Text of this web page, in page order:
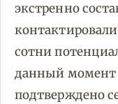
экстренно
сотни
данный момент
подтверждено